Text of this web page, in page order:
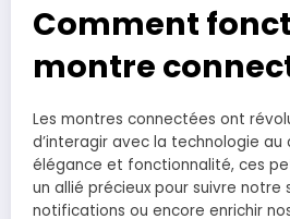
Comment
montre
Les montres connectées ont
d’interagir avec la technologie au
élégance et fonctionnalité, ces
un allié précieux pour suivre notre
notifications ou encore enrichir